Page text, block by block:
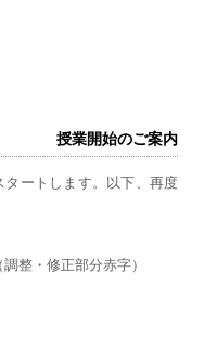
授業開始のご案内
ートします。以下、再度
（調整・修正部分赤字）